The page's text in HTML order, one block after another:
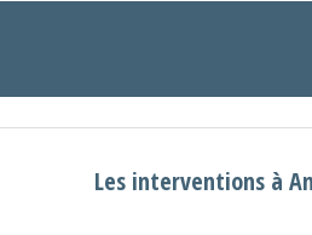
Les interventions à